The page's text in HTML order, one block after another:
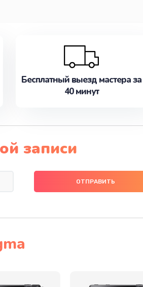
Бесплатный выезд мастера за
40 минут
записи